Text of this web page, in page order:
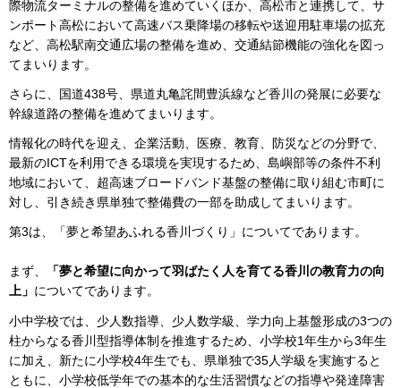
際物流ターミナルの整備を進めていくほか、高松市と連携して、サ
ンポート高松において高速バス乗降場の移転や送迎用駐車場の拡充
など、高松駅南交通広場の整備を進め、交通結節機能の強化を図っ
てまいります。
さらに、国道438号、県道丸亀詫間豊浜線など香川の発展に必要な
幹線道路の整備を進めてまいります。
情報化の時代を迎え、企業活動、医療、教育、防災などの分野で、
最新のICTを利用できる環境を実現するため、島嶼部等の条件不利
地域において、超高速ブロードバンド基盤の整備に取り組む市町に
対し、引き続き県単独で整備費の一部を助成してまいります。
第3は、「夢と希望あふれる香川づくり」についてであります。
まず、
「夢と希望に向かって羽ばたく人を育てる香川の教育力の向
上」 についてであります。
小中学校では、少人数指導、少人数学級、学力向上基盤形成の3つの
柱からなる香川型指導体制を推進するため、小学校1年生から3年生
に加え、新たに小学校4年生でも、県単独で35人学級を実施すると
ともに、小学校低学年での基本的な生活習慣などの指導や発達障害